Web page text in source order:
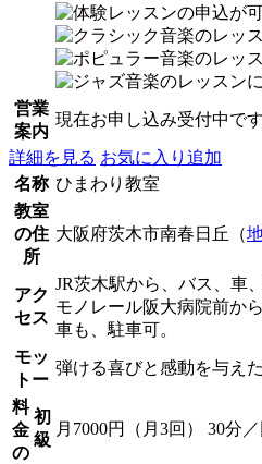
営業
案内
現在お申し込み受付中です
詳細を見る お気に入り追加
名称 ひまわり教室
教室
の住
所
大阪府茨木市南春日丘（
アク
セス
JR茨木駅から、バス、車
モノレール阪大病院前か
車も、駐車可。
モッ
トー
弾ける喜びと感動を与え
料
金
の
初
級
月7000円（月3回） 30分／